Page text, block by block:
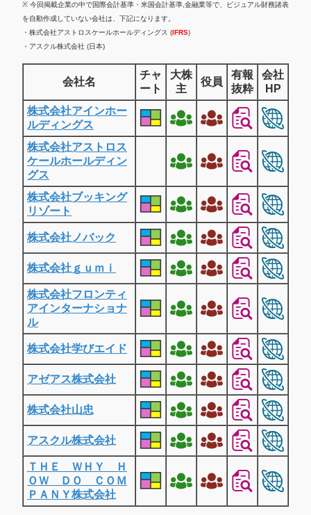
※ 今回掲載企業の中で国際会計基準・米国会計基準,金融業等で、ビジュアル財務諸表
を自動作成していない会社は、下記になります。
・株式会社アストロスケールホールディングス (IFRS)
・アスクル株式会社 (日本)
会社名
チャ
ート
大株
主
役員
有報
抜粋
会社
HP
株式会社アインホー
ルディングス
株式会社アストロス
ケールホールディン
グス
株式会社ブッキング
リゾート
株式会社ノバック
株式会社ｇｕｍｉ
株式会社フロンティ
アインターナショナ
ル
株式会社学びエイド
アゼアス株式会社
株式会社山忠
アスクル株式会社
ＴＨＥ ＷＨＹ Ｈ
ＯＷ ＤＯ ＣＯＭ
ＰＡＮＹ株式会社